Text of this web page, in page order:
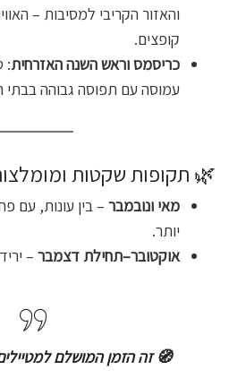
והאזור הקריבי למסיבות –
קופצים.
כריסמס וראש השנה האזרחית:
עמוסה עם תפוסה גבוהה בבתי
🌿 תקופות שקטות
מאי ונובמבר – בין עונות, עם
יותר.
אוקטובר–תחילת דצמבר –
🧭 זה הזמן המושלם